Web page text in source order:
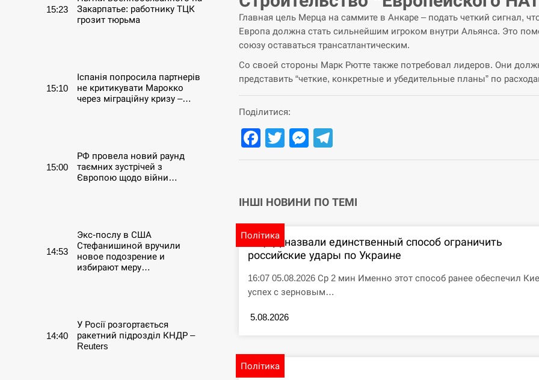
15:23
Закарпатье: работнику ТЦК
грозит тюрьма
15:10
Іспанія попросила партнерів
не критикувати Марокко
через міграційну кризу –…
15:00
РФ провела новий раунд
таємних зустрічей з
Європою щодо війни…
14:53
Экс-послу в США
Стефанишиной вручили
новое подозрение и
избирают меру…
14:40
У Росії розгортається
ракетний підрозділ КНДР –
Reuters
Главная цель Мерца на саммите в Анкаре – подать четкий сигнал,
Европа должна стать сильнейшим игроком внутри Альянса. Это
союзу оставаться трансатлантическим.
Со своей стороны Марк Рютте также потребовал лидеров. Они
представить “четкие, конкретные и убедительные планы” по
Поділитися:
Facebook
TwitterMessenger
ІНШІ НОВИНИ ПО ТЕМІ
Політика
В ЦПД назвали единственный способ ограничить
российские удары по Украине
16:07 05.08.2026 Ср 2 мин Именно этот способ ранее обеспечил
успех с зерновым…
5.08.2026
Політика